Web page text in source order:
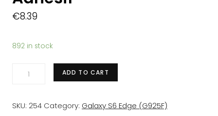
€8.39
892 in stock
Vitre
Galaxy
ADD TO CART
SKU: 254 Category: Galaxy S6 Edge (G925F)